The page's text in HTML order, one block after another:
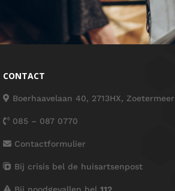
CONTACT
Boerhaavelaan 40, 2713HX, Zoetermeer
085 – 087 0770
Contactformulier
Bij crisis bel de huisartsenpost